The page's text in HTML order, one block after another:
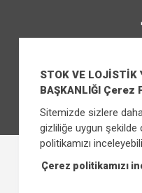
STOK VE LOJİSTİK
BAŞKANLIĞI Çerez
Sitemizde sizlere
gizliliğe uygun şekilde
politikamızı
Çerez politikamızı